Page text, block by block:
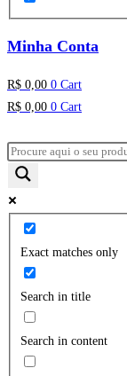
Minha Conta
R$ 0,00 0 Cart
R$ 0,00 0 Cart
Exact matches only
Search in title
Search in content